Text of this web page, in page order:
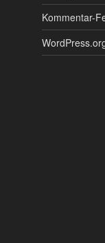
Kommentar-